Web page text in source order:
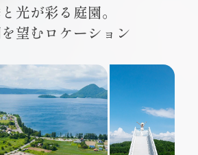
光が彩る庭園。
望むロケーション